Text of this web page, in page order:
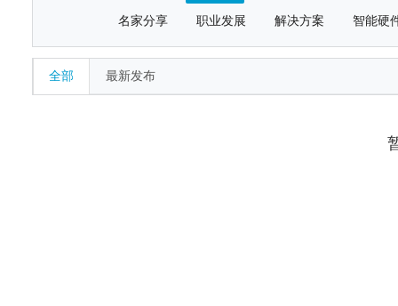
名家分享 职业发展 解决方案 智能硬
全部 最新发布